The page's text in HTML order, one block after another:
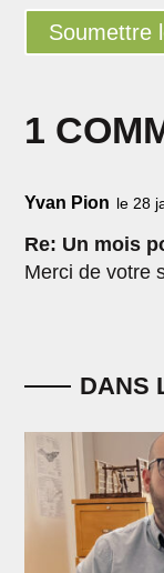
1
Yvan Pion le 28
Re: Un mois
Merci de votre
Soumettre
DANS